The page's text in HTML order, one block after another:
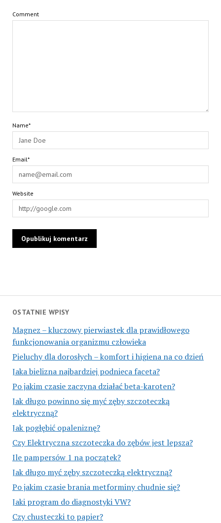
OSTATNIE WPISY
Magnez – kluczowy pierwiastek dla prawidłowego
funkcjonowania organizmu człowieka
Pieluchy dla dorosłych – komfort i higiena na co dzień
Jaka bielizna najbardziej podnieca faceta?
Po jakim czasie zaczyna działać beta-karoten?
Jak długo powinno się myć zęby szczoteczką
elektryczną?
Jak pogłębić opaleniznę?
Czy Elektryczna szczoteczka do zębów jest lepsza?
Ile pampersów 1 na początek?
Jak długo myć zęby szczoteczką elektryczną?
Po jakim czasie brania metforminy chudnie się?
Jaki program do diagnostyki VW?
Czy chusteczki to papier?
Comment
Name*
Email*
Website